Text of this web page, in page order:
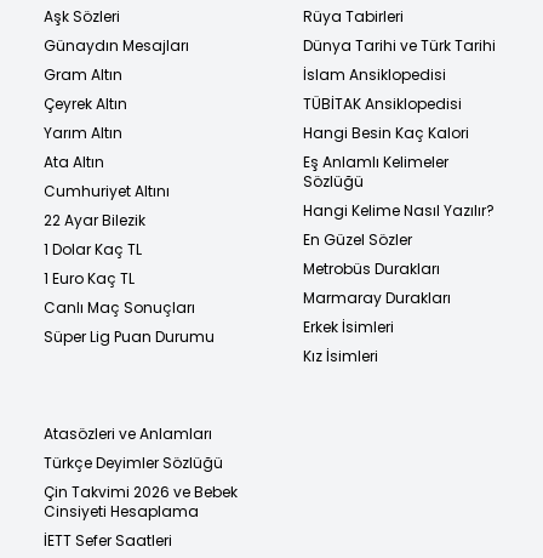
Aşk Sözleri
Günaydın Mesajları
Gram Altın
Çeyrek Altın
Yarım Altın
Ata Altın
Cumhuriyet Altını
22 Ayar Bilezik
1 Dolar Kaç TL
1 Euro Kaç TL
Canlı Maç Sonuçları
Süper Lig Puan Durumu
Rüya Tabirleri
Dünya Tarihi ve Türk Tarihi
İslam Ansiklopedisi
TÜBİTAK Ansiklopedisi
Hangi Besin Kaç Kalori
Eş Anlamlı Kelimeler
Sözlüğü
Hangi Kelime Nasıl Yazılır?
En Güzel Sözler
Metrobüs Durakları
Marmaray Durakları
Erkek İsimleri
Kız İsimleri
Atasözleri ve Anlamları
Türkçe Deyimler Sözlüğü
Çin Takvimi 2026 ve Bebek
Cinsiyeti Hesaplama
İETT Sefer Saatleri